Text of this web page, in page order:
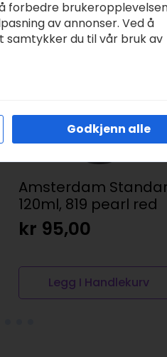
Amsterdam
120ml, 819 pearl red
kr 95,00
Legg I Handlekurv
forbedre
av annonser. Ved å
du til vår bruk av
Godkjenn alle